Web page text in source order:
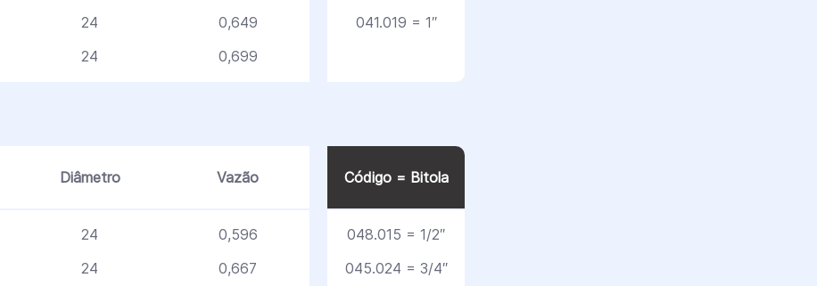
24 0,649
041.019 = 1″
24 0,699
Diâmetro Vazão Código = Bitola
24 0,596
048.015 = 1/2″
24 0,667 045.024 = 3/4″